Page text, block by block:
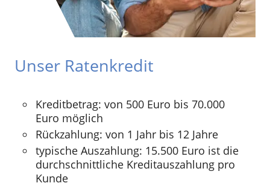
Unser Ratenkredit
Kreditbetrag: von 500 Euro bis 70.000
Euro möglich
Rückzahlung: von 1 Jahr bis 12 Jahre
typische Auszahlung: 15.500 Euro ist die
durchschnittliche Kreditauszahlung pro
Kunde